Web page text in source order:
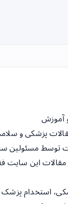
آموزش
پزشکی و
توسط مسئولین
مقالات این سایت
استخدام پزشک